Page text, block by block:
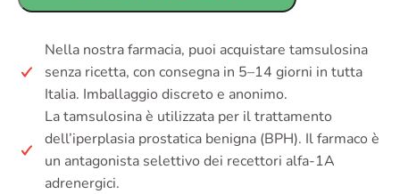
Nella nostra farmacia, puoi acquistare tamsulosina
senza ricetta, con consegna in 5–14 giorni in tutta
Italia. Imballaggio discreto e anonimo.
La tamsulosina è utilizzata per il trattamento
dell’iperplasia prostatica benigna (BPH). Il farmaco è
un antagonista selettivo dei recettori alfa-1A
adrenergici.